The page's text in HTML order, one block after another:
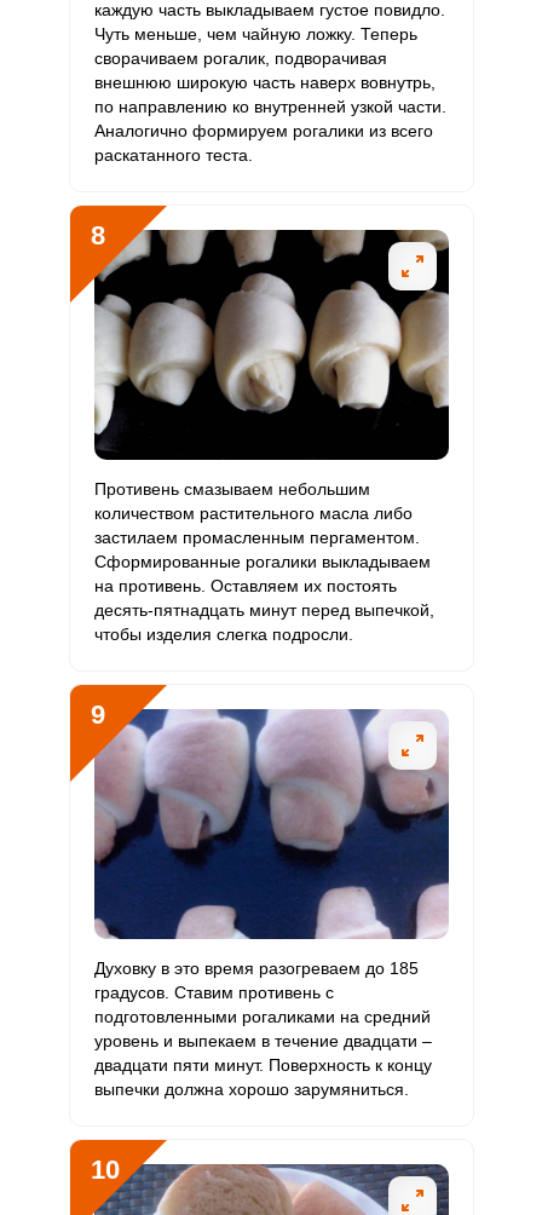
каждую часть выкладываем густое повидло.
Чуть меньше, чем чайную ложку. Теперь
сворачиваем рогалик, подворачивая
внешнюю широкую часть наверх вовнутрь,
по направлению ко внутренней узкой части.
Аналогично формируем рогалики из всего
раскатанного теста.
8
Противень смазываем небольшим
количеством растительного масла либо
застилаем промасленным пергаментом.
Сформированные рогалики выкладываем
на противень. Оставляем их постоять
десять-пятнадцать минут перед выпечкой,
чтобы изделия слегка подросли.
9
Духовку в это время разогреваем до 185
градусов. Ставим противень с
подготовленными рогаликами на средний
уровень и выпекаем в течение двадцати –
двадцати пяти минут. Поверхность к концу
выпечки должна хорошо зарумяниться.
10